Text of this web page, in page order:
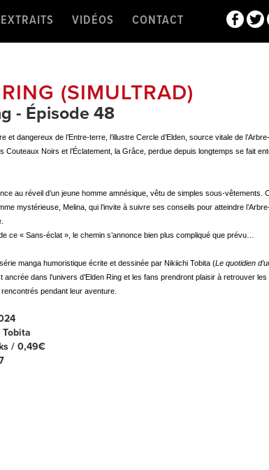
EXTRAITS VIDÉOS CONTACT
(SIMULTRAD)
- Épisode 48
et dangereux de l’Entre-terre, l’illustre Cercle d’Elden, source vitale de
Couteaux Noirs et l’Éclatement, la Grâce, perdue depuis longtemps se fait
au réveil d’un jeune homme amnésique, vêtu de simples sous-vêtements.
mystérieuse, Melina, qui l’invite à suivre ses conseils pour atteindre
ce « Sans-éclat », le chemin s’annonce bien plus compliqué que prévu…
manga humoristique écrite et dessinée par Nikiichi Tobita (Le quotidien
ancrée dans l’univers d’Elden Ring et les fans prendront plaisir à retrouver les
pendant leur aventure.
/ 0,49€